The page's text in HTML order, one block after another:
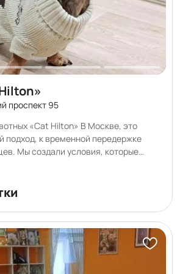
проспект 95
«Cat Hilton» В Москве, это
подход, к временной передержке
Мы создали условия, которые
питомцам. Гостинца для
оснащена следующими системами
видеонаблюдение. •
отеля. • Охранная
сигнализация с системой
Мы так же оснастили
системой очистки воздуха (